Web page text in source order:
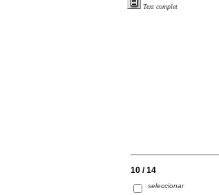
Text complet
10 / 14
seleccionar